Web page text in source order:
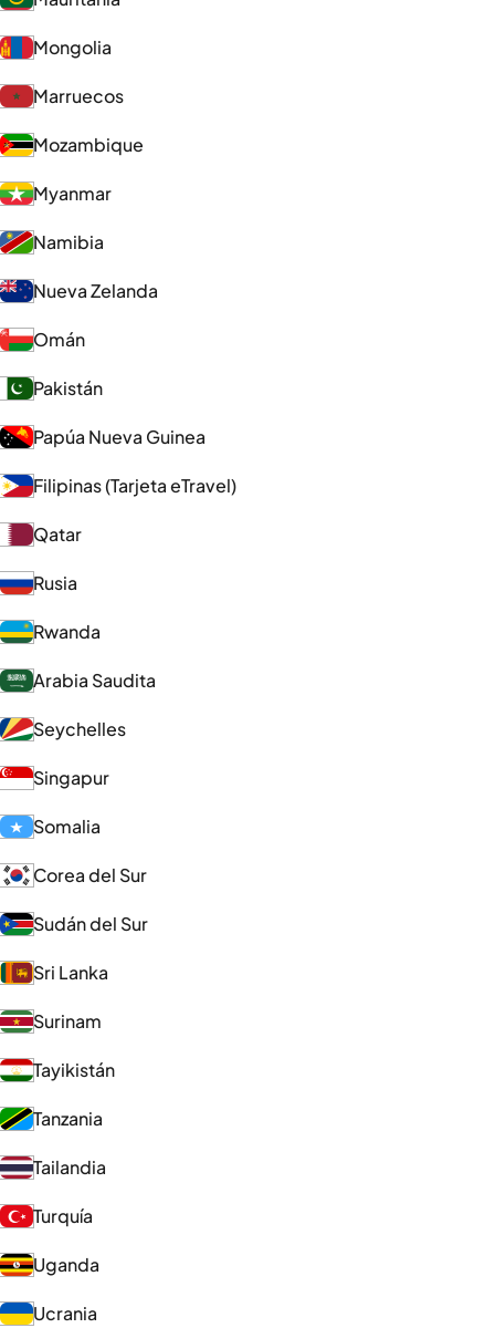
Mongolia
Marruecos
Mozambique
Myanmar
Namibia
Nueva Zelanda
Omán
Pakistán
Papúa Nueva Guinea
Filipinas (Tarjeta eTravel)
Qatar
Rusia
Rwanda
Arabia Saudita
Seychelles
Singapur
Somalia
Corea del Sur
Sudán del Sur
Sri Lanka
Surinam
Tayikistán
Tanzania
Tailandia
Turquía
Uganda
Ucrania